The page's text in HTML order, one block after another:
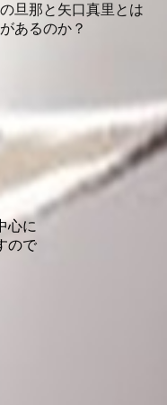
旦那と矢口真里とは
あるのか？
心に
ので